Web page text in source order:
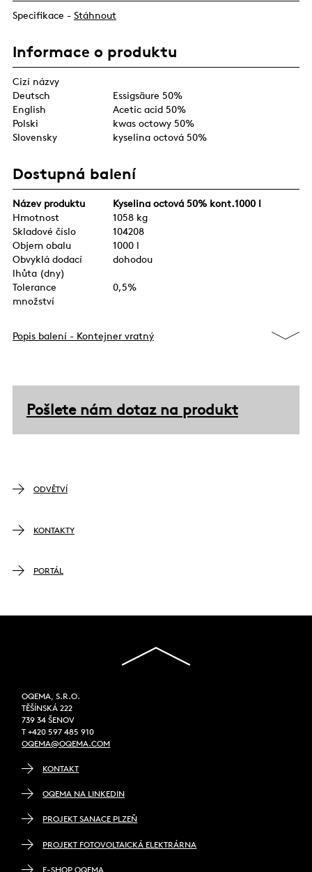
Specifikace - Stáhnout
Informace o produktu
Cizí názvy
Deutsch
Essigsäure 50%
English
Acetic acid 50%
Polski
kwas octowy 50%
Slovensky
kyselina octová 50%
Dostupná balení
Název produktu
Kyselina octová 50% kont.1000 l
Hmotnost
1058 kg
Skladové číslo
104208
Objem obalu
1000 l
Obvyklá dodací
lhůta (dny)
dohodou
Tolerance
množství
0,5%
Popis balení - Kontejner vratný
Pošlete nám dotaz na produkt
ODVĚTVÍ
KONTAKTY
PORTÁL
OQEMA, S.R.O.
TĚŠÍNSKÁ 222
739 34 ŠENOV
T +420 597 485 910
OQEMA@OQEMA.COM
KONTAKT
OQEMA NA LINKEDIN
PROJEKT SANACE PLZEŇ
PROJEKT FOTOVOLTAICKÁ ELEKTRÁRNA
E-SHOP OQEMA